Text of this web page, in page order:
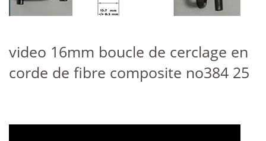
video 16mm boucle de cerclage en
corde de fibre composite no384 25